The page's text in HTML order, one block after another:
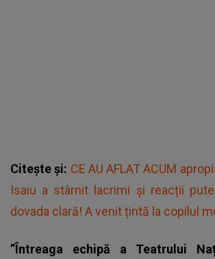
Citește și: CE AU AFLAT ACUM
Isaiu a stârnit lacrimi și reacții
dovada clară! A venit țintă la copilul
”Întreaga echipă a Teatrului